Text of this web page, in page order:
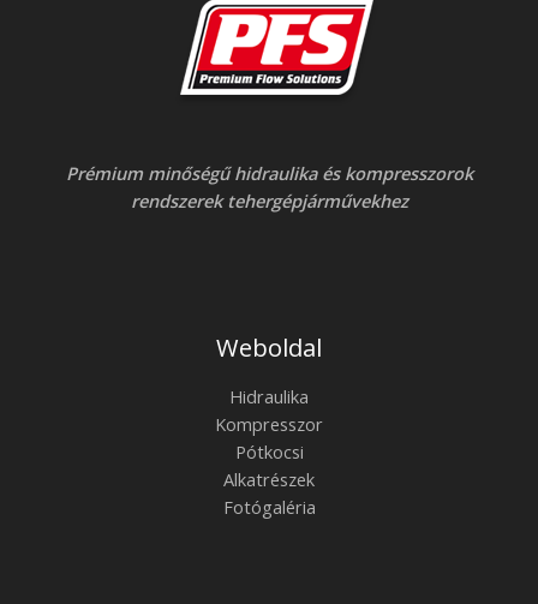
Prémium minőségű hidraulika és kompresszorok
rendszerek tehergépjárművekhez
Weboldal
Hidraulika
Kompresszor
Pótkocsi
Alkatrészek
Fotógaléria